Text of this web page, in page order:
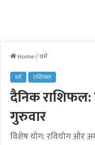
Home/धर्म
धर्म राशिफल
दैनिक राशिफल:
गुरुवार
विशेष योग: रवियोग और